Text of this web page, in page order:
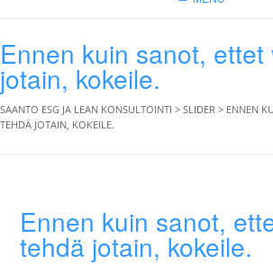
Ennen kuin sanot, ettet
jotain, kokeile.
SAANTO ESG JA LEAN KONSULTOINTI > SLIDER > ENNEN
TEHDÄ JOTAIN, KOKEILE.
Ennen kuin sanot,
tehdä jotain, kokeile.